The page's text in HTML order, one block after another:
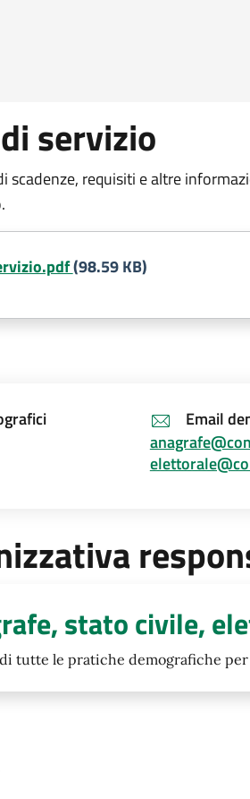
servizio
scadenze, requisiti e altre
(98.59 KB)
Email
stato civile,
tutte le pratiche demografiche